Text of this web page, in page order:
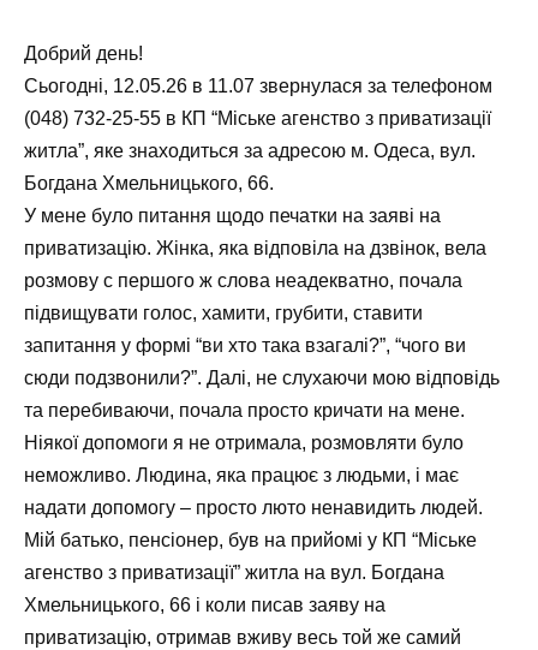
Добрий день!
Сьогодні, 12.05.26 в 11.07 звернулася за телефоном
(048) 732-25-55 в КП “Міське агенство з приватизації
житла”, яке знаходиться за адресою м. Одеса, вул.
Богдана Хмельницького, 66.
У мене було питання щодо печатки на заяві на
приватизацію. Жінка, яка відповіла на дзвінок, вела
розмову с першого ж слова неадекватно, почала
підвищувати голос, хамити, грубити, ставити
запитання у формі “ви хто така взагалі?”, “чого ви
сюди подзвонили?”. Далі, не слухаючи мою відповідь
та перебиваючи, почала просто кричати на мене.
Ніякої допомоги я не отримала, розмовляти було
неможливо. Людина, яка працює з людьми, і має
надати допомогу – просто люто ненавидить людей.
Мій батько, пенсіонер, був на прийомі у КП “Міське
агенство з приватизації” житла на вул. Богдана
Хмельницького, 66 і коли писав заяву на
приватизацію, отримав вживу весь той же самий